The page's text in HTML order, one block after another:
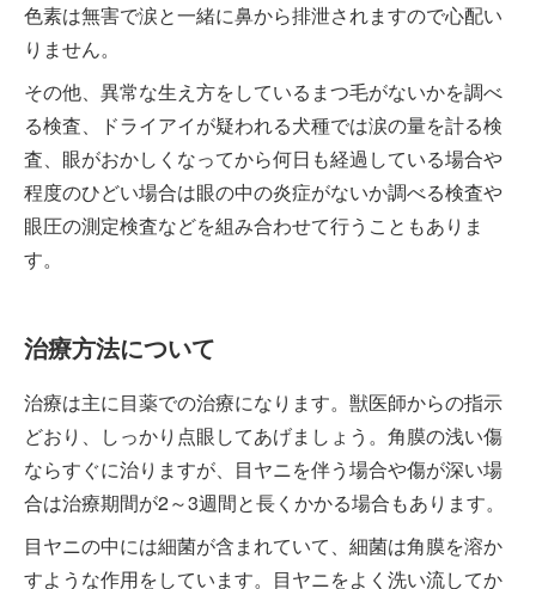
色素は無害で涙と一緒に鼻から排泄されますので心配い
りません。
その他、異常な生え方をしているまつ毛がないかを調べ
る検査、ドライアイが疑われる犬種では涙の量を計る検
査、眼がおかしくなってから何日も経過している場合や
程度のひどい場合は眼の中の炎症がないか調べる検査や
眼圧の測定検査などを組み合わせて行うこともありま
す。
治療方法について
治療は主に目薬での治療になります。獣医師からの指示
どおり、しっかり点眼してあげましょう。角膜の浅い傷
ならすぐに治りますが、目ヤニを伴う場合や傷が深い場
合は治療期間が2～3週間と長くかかる場合もあります。
目ヤニの中には細菌が含まれていて、細菌は角膜を溶か
すような作用をしています。目ヤニをよく洗い流してか